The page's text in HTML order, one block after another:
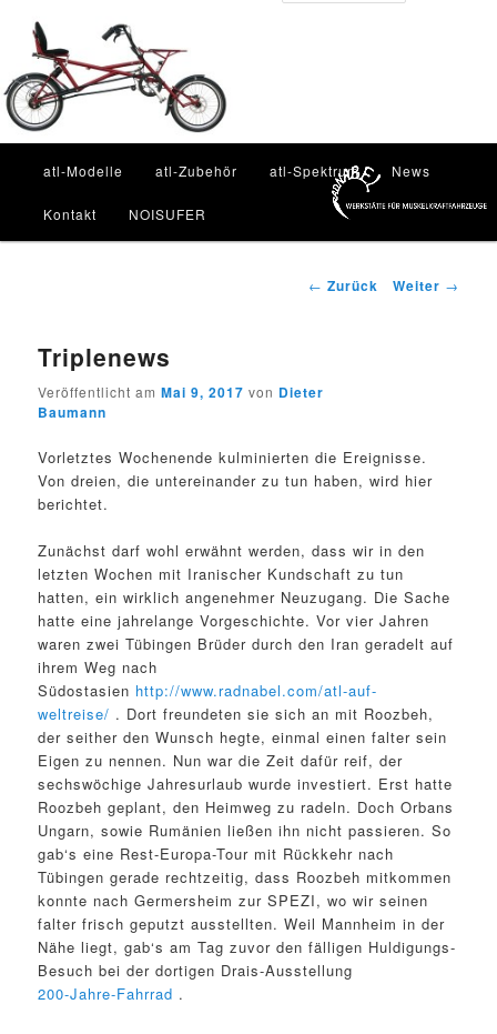
Inhalt
wechseln
atl-Modelle atl-Zubehör atl-Spektrum News
Kontakt NOISUFER
Beitragsnavigation
← Zurück Weiter →
Triplenews
Veröffentlicht amMai 9, 2017 von Dieter
Baumann
Vorletztes Wochenende kulminierten die Ereignisse.
Von dreien, die untereinander zu tun haben, wird hier
berichtet.
Zunächst darf wohl erwähnt werden, dass wir in den
letzten Wochen mit Iranischer Kundschaft zu tun
hatten, ein wirklich angenehmer Neuzugang. Die Sache
hatte eine jahrelange Vorgeschichte. Vor vier Jahren
waren zwei Tübingen Brüder durch den Iran geradelt auf
ihrem Weg nach
Südostasien http://www.radnabel.com/atl-auf-
weltreise/ . Dort freundeten sie sich an mit Roozbeh,
der seither den Wunsch hegte, einmal einen falter sein
Eigen zu nennen. Nun war die Zeit dafür reif, der
sechswöchige Jahresurlaub wurde investiert. Erst hatte
Roozbeh geplant, den Heimweg zu radeln. Doch Orbans
Ungarn, sowie Rumänien ließen ihn nicht passieren. So
gab‘s eine Rest-Europa-Tour mit Rückkehr nach
Tübingen gerade rechtzeitig, dass Roozbeh mitkommen
konnte nach Germersheim zur SPEZI, wo wir seinen
falter frisch geputzt ausstellten. Weil Mannheim in der
Nähe liegt, gab‘s am Tag zuvor den fälligen Huldigungs-
Besuch bei der dortigen Drais-Ausstellung
200-Jahre-Fahrrad .